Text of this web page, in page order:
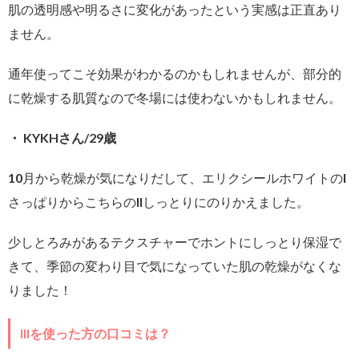
肌の透明感や明るさに変化があったという実感は正直あり
ません。
通年使ってこそ効果がわかるのかもしれませんが、部分的
に乾燥する肌質なので冬場には使わないかもしれません。
・ KYKHさん/29歳
10月から乾燥が気になりだして、エリクシールホワイトのI
さっぱりからこちらのIIしっとりにのりかえました。
少しとろみがあるテクスチャーでホントにしっとり保湿で
きて、季節の変わり目で気になっていた肌の乾燥がなくな
りました！
IIIを使った方の口コミは？